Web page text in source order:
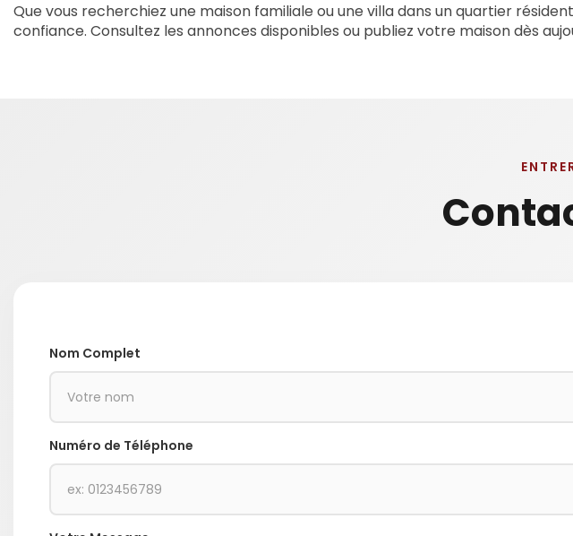
Que vous recherchiez une maison familiale ou une villa dans un quartier
confiance. Consultez les annonces disponibles ou publiez votre maison dès
Nom Complet
Numéro de Téléphone